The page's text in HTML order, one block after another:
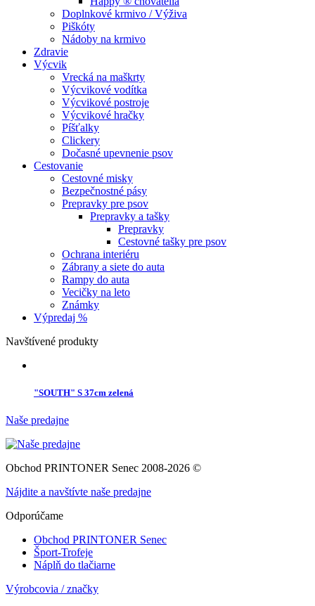
Doplnkové krmivo / Výživa
Piškóty
Nádoby na krmivo
Zdravie
Výcvik
Vrecká na maškrty
Výcvikové vodítka
Výcvikové postroje
Výcvikové hračky
Píšťalky
Clickery
Dočasné upevnenie psov
Cestovanie
Cestovné misky
Bezpečnostné pásy
Prepravky pre psov
Prepravky a tašky
Prepravky
Cestovné tašky pre psov
Ochrana interiéru
Zábrany a siete do auta
Rampy do auta
Vecičky na leto
Známky
Výpredaj %
Navštívené produkty
"SOUTH" S 37cm zelená
Naše predajne
Obchod PRINTONER Senec 2008-2026 ©
Nájdite a navštívte naše predajne
Odporúčame
Obchod PRINTONER Senec
Šport-Trofeje
Náplň do tlačiarne
Výrobcovia / značky